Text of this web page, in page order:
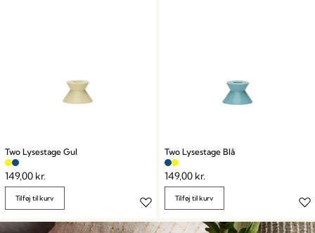
Two Lysestage Gul
149,00 kr.
Tilføj til kurv
Two Lysestage Blå
149,00 kr.
Tilføj til kurv